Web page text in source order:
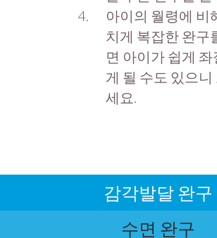
아이의 월령에 비
치게 복잡한 완구
면 아이가 쉽게
게 될 수도 있으니
세요.
감각발달 완구
수면 완구